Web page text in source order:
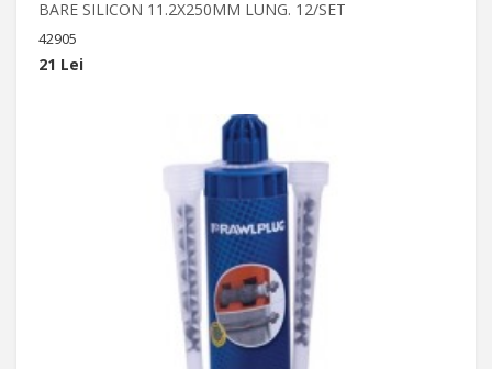
BARE SILICON 11.2X250MM LUNG. 12/SET
42905
21 Lei